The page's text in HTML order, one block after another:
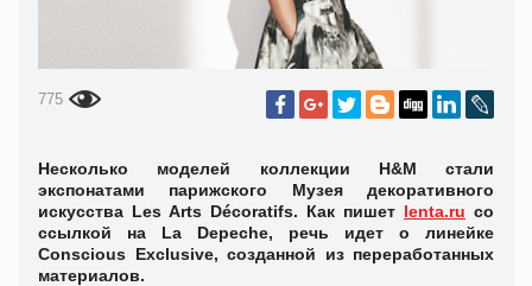
775
Несколько моделей коллекции H&M стали
экспонатами парижского Музея декоративного
искусства Les Arts Décoratifs. Как пишет lenta.ru со
ссылкой на La Depeche, речь идет о линейке
Conscious Exclusive, созданной из переработанных
материалов.